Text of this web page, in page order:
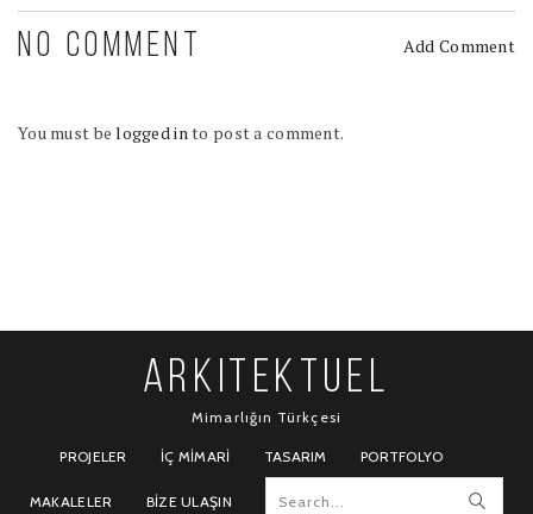
NO COMMENT Add Comment
You must belogged in to post a comment.
ARKITEKTUEL
Mimarlığın Türkçesi
PROJELER İÇ MIMARI TASARIM PORTFOLYO
MAKALELER BIZE ULAŞIN